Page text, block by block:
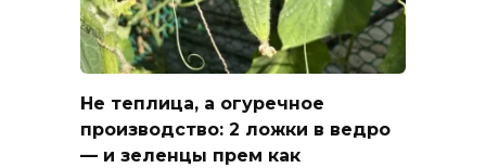
Не теплица, а огуречное
производство: 2 ложки в ведро
— и зеленцы прем как